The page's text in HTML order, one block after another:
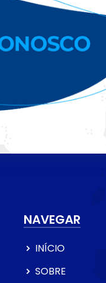
NAVEGAR
INÍCIO
SOBRE